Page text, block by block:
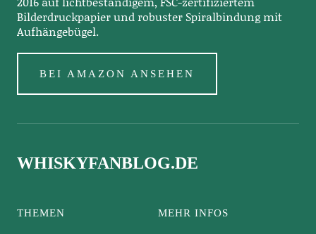
Bilderdruckpapier und robuster Spiralbindung mit
Aufhängebügel.
BEI AMAZON ANSEHEN
WHISKYFANBLOG.DE
THEMEN MEHR INFOS